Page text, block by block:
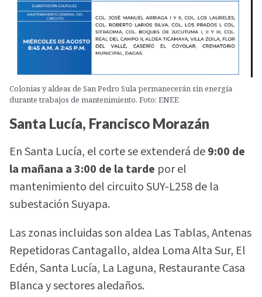
Colonias y aldeas de San Pedro Sula permanecerán sin energía
durante trabajos de mantenimiento. Foto: ENEE
Santa Lucía, Francisco Morazán
En Santa Lucía, el corte se extenderá de9:00 de
la mañana a 3:00 de la tarde por el
mantenimiento del circuito SUY-L258 de la
subestación Suyapa.
Las zonas incluidas son aldea Las Tablas, Antenas
Repetidoras Cantagallo, aldea Loma Alta Sur, El
Edén, Santa Lucía, La Laguna, Restaurante Casa
Blanca y sectores aledaños.